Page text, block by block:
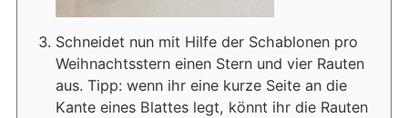
Schneidet nun mit Hilfe der Schablonen pro
Weihnachtsstern einen Stern und vier Rauten
aus. Tipp: wenn ihr eine kurze Seite an die
Kante eines Blattes legt, könnt ihr die Rauten